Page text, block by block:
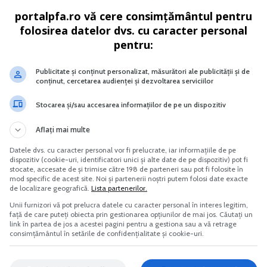
Impozitul pe venit si
Vreau acest produs →
Afacere la cheie cu flori in ghiveci
Vreau acest produs →
zicala ca singurul lucru sigur in viata este schimbarea.
implicatiile negative inevitabile din punct de
atitudinea investitorilor si a institutiilor financiare.
fi formate mai mult in modul "de la caz la caz" si nu
urma fiind tipica pentru capitalismul global. Acest
portalpfa.ro vă cere consimțământul pentru
folosirea datelor dvs. cu caracter personal
pentru:
Publicitate și conținut personalizat, măsurători ale publicității și de
conținut, cercetarea audienței și dezvoltarea serviciilor
Stocarea și/sau accesarea informațiilor de pe un dispozitiv
Aflați mai multe
Datele dvs. cu caracter personal vor fi prelucrate, iar informațiile de pe
dispozitiv (cookie-uri, identificatori unici și alte date de pe dispozitiv) pot fi
stocate, accesate de și trimise către 198 de parteneri sau pot fi folosite în
mod specific de acest site. Noi și partenerii noștri putem folosi date exacte
de localizare geografică. Lista partenerilor.
Unii furnizori vă pot prelucra datele cu caracter personal în interes legitim,
față de care puteți obiecta prin gestionarea opțiunilor de mai jos. Căutați un
link în partea de jos a acestei pagini pentru a gestiona sau a vă retrage
consimțământul în setările de confidențialitate și cookie-uri.